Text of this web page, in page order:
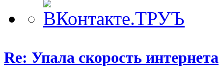
Re: Упала скорость интернета